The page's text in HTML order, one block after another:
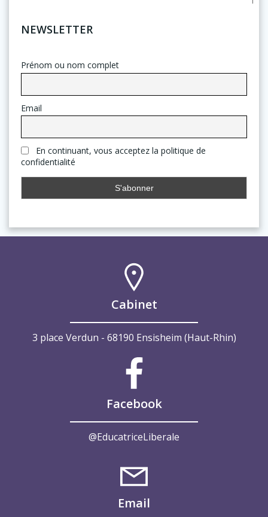
NEWSLETTER
Prénom ou nom complet
Email
En continuant, vous acceptez la politique de
confidentialité
Cabinet
3 place Verdun - 68190 Ensisheim (Haut-Rhin)
Facebook
@EducatriceLiberale
Email